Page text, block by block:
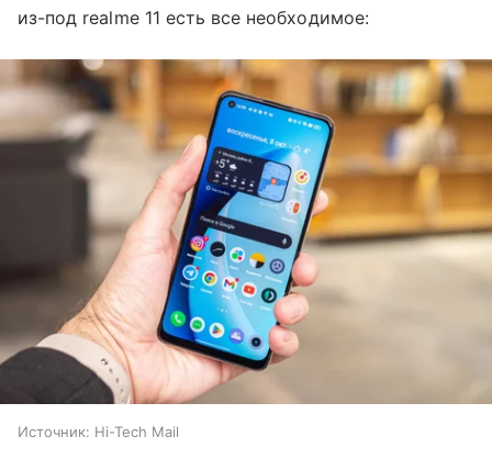
из-под realme 11 есть все необходимое:
Источник: Hi-Tech Mail